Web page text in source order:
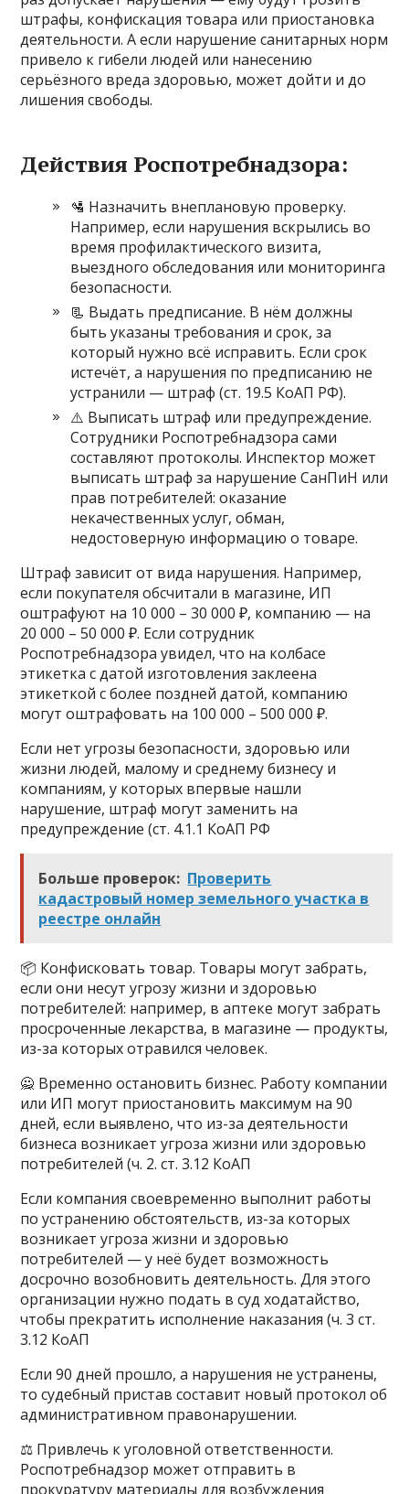
штрафы, конфискация товара или приостановка
деятельности. А если нарушение санитарных норм
привело к гибели людей или нанесению
серьёзного вреда здоровью, может дойти и до
лишения свободы.
Действия Роспотребнадзора:
🛂 Назначить внеплановую проверку.
Например, если нарушения вскрылись во
время профилактического визита,
выездного обследования или мониторинга
безопасности.
📃 Выдать предписание. В нём должны
быть указаны требования и срок, за
который нужно всё исправить. Если срок
истечёт, а нарушения по предписанию не
устранили — штраф (ст. 19.5 КоАП РФ).
⚠️ Выписать штраф или предупреждение.
Сотрудники Роспотребнадзора сами
составляют протоколы. Инспектор может
выписать штраф за нарушение СанПиН или
прав потребителей: оказание
некачественных услуг, обман,
недостоверную информацию о товаре.
Штраф зависит от вида нарушения. Например,
если покупателя обсчитали в магазине, ИП
оштрафуют на 10 000 – 30 000 ₽, компанию — на
20 000 – 50 000 ₽. Если сотрудник
Роспотребнадзора увидел, что на колбасе
этикетка с датой изготовления заклеена
этикеткой с более поздней датой, компанию
могут оштрафовать на 100 000 – 500 000 ₽.
Если нет угрозы безопасности, здоровью или
жизни людей, малому и среднему бизнесу и
компаниям, у которых впервые нашли
нарушение, штраф могут заменить на
предупреждение (ст. 4.1.1 КоАП РФ
Больше проверок: Проверить
кадастровый номер земельного участка в
реестре онлайн
📦 Конфисковать товар. Товары могут забрать,
если они несут угрозу жизни и здоровью
потребителей: например, в аптеке могут забрать
просроченные лекарства, в магазине — продукты,
из-за которых отравился человек.
🙅 Временно остановить бизнес. Работу компании
или ИП могут приостановить максимум на 90
дней, если выявлено, что из-за деятельности
бизнеса возникает угроза жизни или здоровью
потребителей (ч. 2. ст. 3.12 КоАП
Если компания своевременно выполнит работы
по устранению обстоятельств, из-за которых
возникает угроза жизни и здоровью
потребителей — у неё будет возможность
досрочно возобновить деятельность. Для этого
организации нужно подать в суд ходатайство,
чтобы прекратить исполнение наказания (ч. 3 ст.
3.12 КоАП
Если 90 дней прошло, а нарушения не устранены,
то судебный пристав составит новый протокол об
административном правонарушении.
⚖️ Привлечь к уголовной ответственности.
Роспотребнадзор может отправить в
прокуратуру материалы для возбуждения